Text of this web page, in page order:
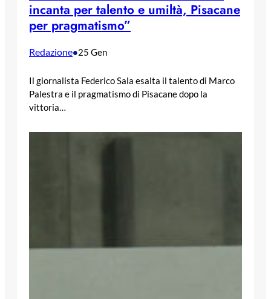
incanta per talento e umiltà, Pisacane
per pragmatismo”
Redazione•25 Gen
Il giornalista Federico Sala esalta il talento di Marco
Palestra e il pragmatismo di Pisacane dopo la
vittoria…